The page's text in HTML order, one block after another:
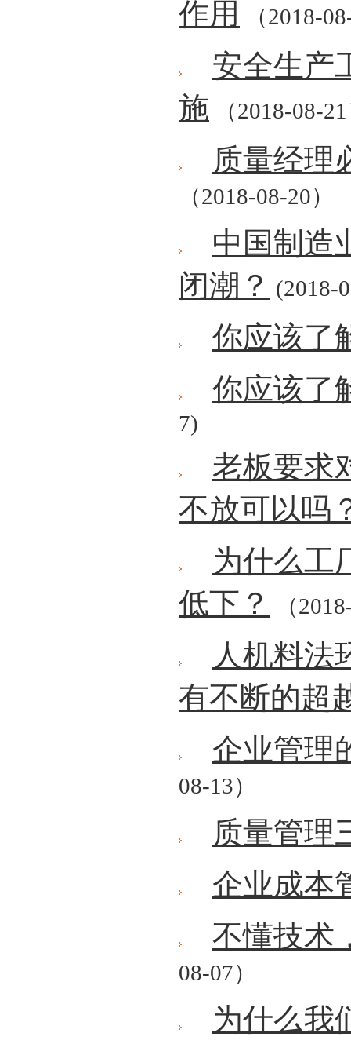
作用 （2018-
安全生产
施 （2018-08-
质量经理
（2018-08-20）
中国制造
闭潮？ (2018-
你应该了
你应该了
7)
老板要求
不放可以吗
为什么工
低下？
（
人机料法
有不断的超
企业管理
08-13）
质量管理
企业成本
不懂技术
08-07）
为什么我